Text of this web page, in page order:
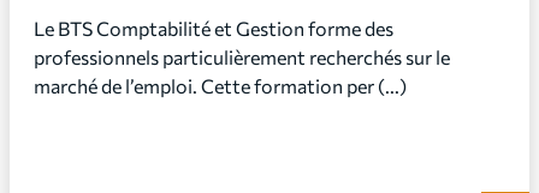
Le BTS Comptabilité et Gestion forme des
professionnels particulièrement recherchés sur le
marché de l’emploi. Cette formation per (...)